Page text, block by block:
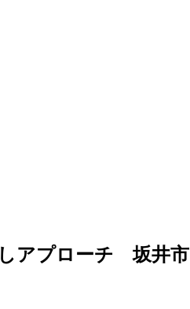
アプローチ 坂井市